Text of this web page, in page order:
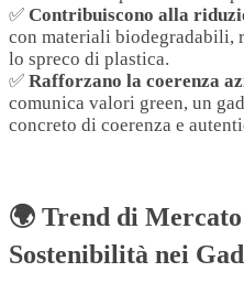
✅ Contribuiscono alla
con materiali
lo spreco di plastica.
✅ Rafforzano la coerenza
comunica valori green, un
concreto di coerenza e
🌍 Trend di
Sostenibilità nei